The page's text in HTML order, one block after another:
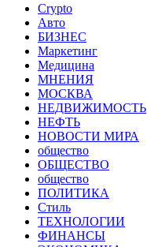
Crypto
Авто
БИЗНЕС
Маркетинг
Медицина
МНЕНИЯ
МОСКВА
НЕДВИЖИМОСТЬ
НЕФТЬ
НОВОСТИ МИРА
общество
ОБЩЕСТВО
общество
ПОЛИТИКА
Стиль
ТЕХНОЛОГИИ
ФИНАНСЫ